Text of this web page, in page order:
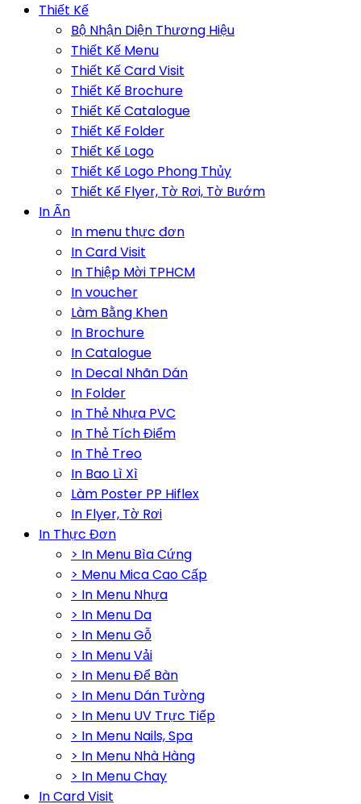
Thiết Kế
Bộ Nhận Diện Thương Hiệu
Thiết Kế Menu
Thiết Kế Card Visit
Thiết Kế Brochure
Thiết Kế Catalogue
Thiết Kế Folder
Thiết Kế Logo
Thiết Kế Logo Phong Thủy
Thiết Kế Flyer, Tờ Rơi, Tờ Bướm
In Ấn
In menu thực đơn
In Card Visit
In Thiệp Mời TPHCM
In voucher
Làm Bằng Khen
In Brochure
In Catalogue
In Decal Nhãn Dán
In Folder
In Thẻ Nhựa PVC
In Thẻ Tích Điểm
In Thẻ Treo
In Bao Lì Xì
Làm Poster PP Hiflex
In Flyer, Tờ Rơi
In Thực Đơn
> In Menu Bìa Cứng
> Menu Mica Cao Cấp
> In Menu Nhựa
> In Menu Da
> In Menu Gỗ
> In Menu Vải
> In Menu Để Bàn
> In Menu Dán Tường
> In Menu UV Trực Tiếp
> In Menu Nails, Spa
> In Menu Nhà Hàng
> In Menu Chay
In Card Visit